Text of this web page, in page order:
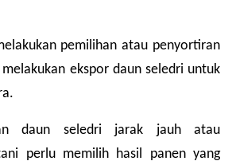
pemilihan atau penyortiran
ekspor daun seledri untuk
daun seledri jarak jauh atau
perlu memilih hasil panen yang